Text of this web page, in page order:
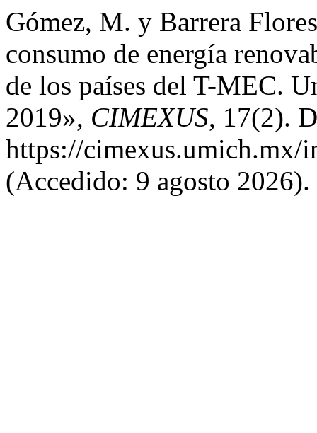
Gómez, M. y Barrera
consumo de energía
de los países del T-MEC.
2019», CIMEXUS, 17(2).
https://cimexus.umich.mx/
(Accedido: 9 agosto 2026).